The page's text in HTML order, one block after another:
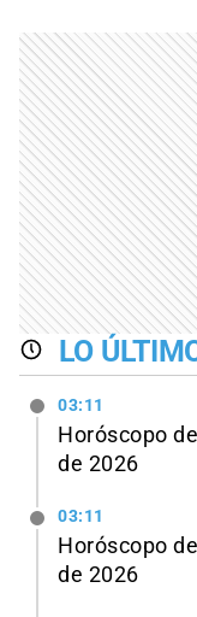
LO
03:11
Horóscopo
de 2026
03:11
Horóscopo
de 2026